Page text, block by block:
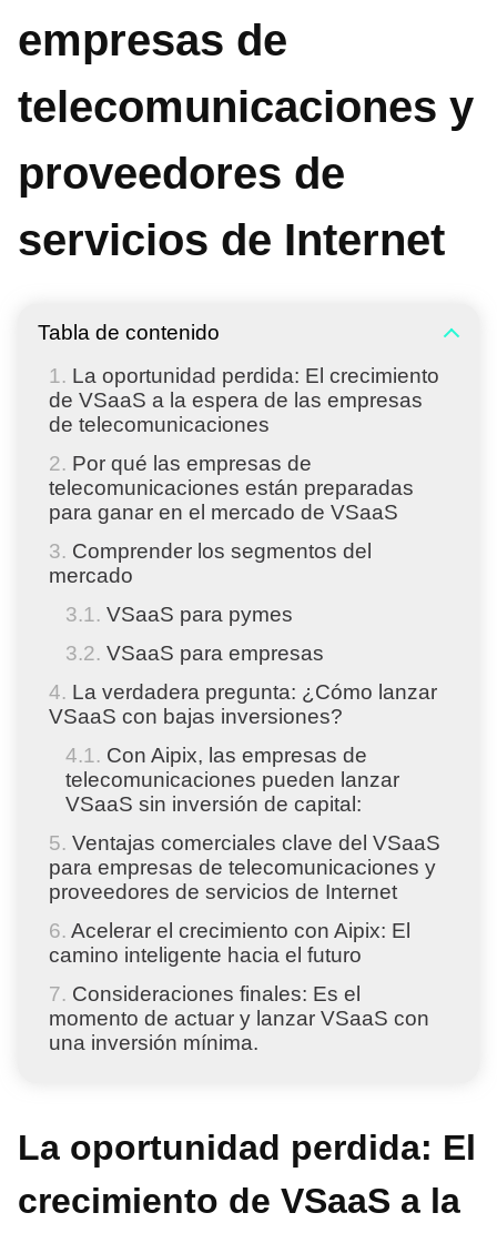
empresas de
telecomunicaciones y
proveedores de
servicios de Internet
Tabla de contenido
La oportunidad perdida: El crecimiento
de VSaaS a la espera de las empresas
de telecomunicaciones
Por qué las empresas de
telecomunicaciones están preparadas
para ganar en el mercado de VSaaS
Comprender los segmentos del
mercado
VSaaS para pymes
VSaaS para empresas
La verdadera pregunta: ¿Cómo lanzar
VSaaS con bajas inversiones?
Con Aipix, las empresas de
telecomunicaciones pueden lanzar
VSaaS sin inversión de capital:
Ventajas comerciales clave del VSaaS
para empresas de telecomunicaciones y
proveedores de servicios de Internet
Acelerar el crecimiento con Aipix: El
camino inteligente hacia el futuro
Consideraciones finales: Es el
momento de actuar y lanzar VSaaS con
una inversión mínima.
La oportunidad perdida: El
crecimiento de VSaaS a la